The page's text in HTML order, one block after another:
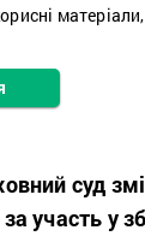
суд
участь у